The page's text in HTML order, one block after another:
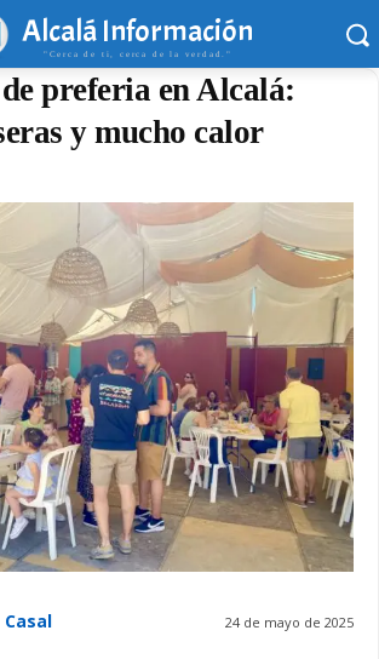
Alcalá Información
"Cerca de ti, cerca de la verdad."
preferia en Alcalá:
y mucho calor
24 de mayo de 2025
Casal